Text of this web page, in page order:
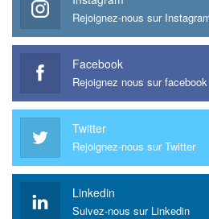
Rejoignez-nous sur
Facebook
Rejoignez nous sur facebook
Twitter
Rejoignez-nous sur Twitter
Linkedin
Suivez-nous sur Linkedin